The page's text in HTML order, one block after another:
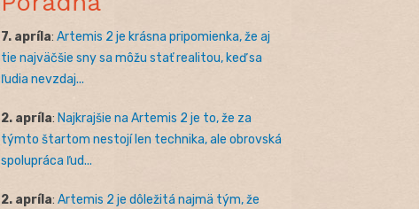
7. apríla: Artemis 2 je krásna pripomienka, že aj
tie najväčšie sny sa môžu stať realitou, keď sa
ľudia nevzdaj...
2. apríla: Najkrajšie na Artemis 2 je to, že za
týmto štartom nestojí len technika, ale obrovská
spolupráca ľud...
2. apríla: Artemis 2 je dôležitá najmä tým, že